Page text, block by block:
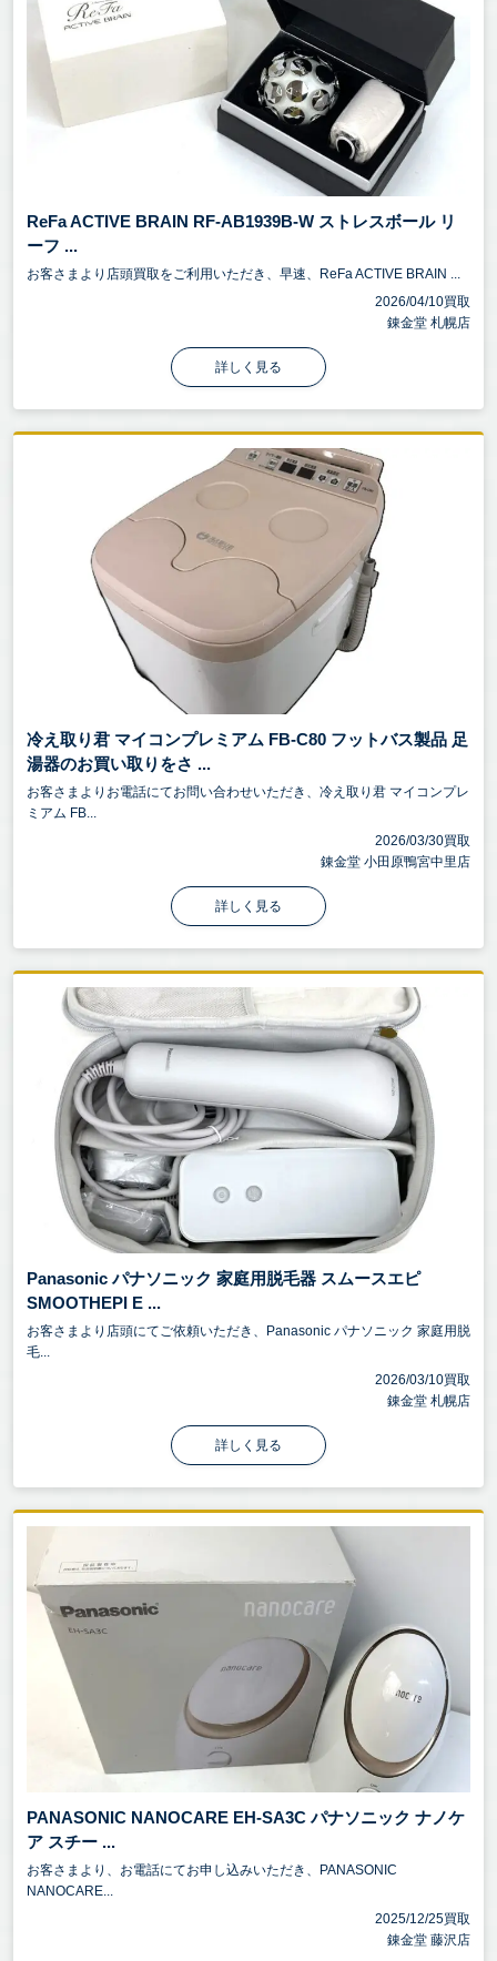
ReFa ACTIVE BRAIN RF-AB1939B-W ストレスボール リ
ーフ ...
お客さまより店頭買取をご利用いただき、早速、ReFa ACTIVE BRAIN ...
2026/04/10買取
錬金堂 札幌店
詳しく見る
冷え取り君 マイコンプレミアム FB-C80 フットバス製品 足
湯器のお買い取りをさ ...
お客さまよりお電話にてお問い合わせいただき、冷え取り君 マイコンプレ
ミアム FB...
2026/03/30買取
錬金堂 小田原鴨宮中里店
詳しく見る
Panasonic パナソニック 家庭用脱毛器 スムースエピ
SMOOTHEPI E ...
お客さまより店頭にてご依頼いただき、Panasonic パナソニック 家庭用脱
毛...
2026/03/10買取
錬金堂 札幌店
詳しく見る
PANASONIC NANOCARE EH-SA3C パナソニック ナノケ
ア スチー ...
お客さまより、お電話にてお申し込みいただき、PANASONIC
NANOCARE...
2025/12/25買取
錬金堂 藤沢店